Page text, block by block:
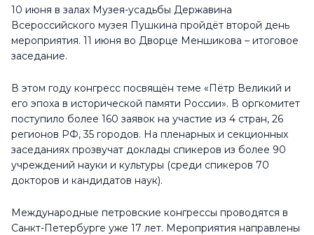
10 июня в залах Музея-усадьбы Державина
Всероссийского музея Пушкина пройдёт второй день
мероприятия. 11 июня во Дворце Меншикова – итоговое
заседание.
В этом году конгресс посвящён теме «Пётр Великий и
его эпоха в исторической памяти России». В оргкомитет
поступило более 160 заявок на участие из 4 стран, 26
регионов РФ, 35 городов. На пленарных и секционных
заседаниях прозвучат доклады спикеров из более 90
учреждений науки и культуры (среди спикеров 70
докторов и кандидатов наук).
Международные петровские конгрессы проводятся в
Санкт-Петербурге уже 17 лет. Мероприятия направлены